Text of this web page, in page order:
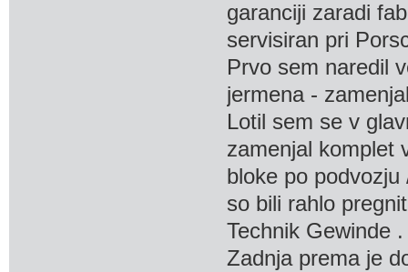
garanciji zaradi
servisiran pri
Prvo sem naredil
jermena -
Lotil sem se v
zamenjal komplet
bloke po
so bili rahlo
Technik Gewinde .
Zadnja prema je